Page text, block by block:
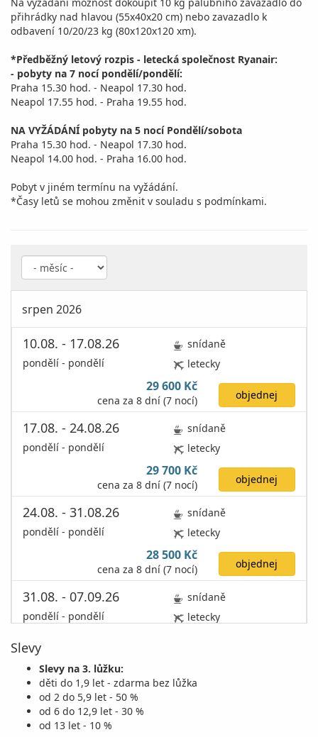
přihrádky nad hlavou (55x40x20 cm) nebo zavazadlo k
odbavení 10/20/23 kg (80x120x120 xm).
*Předběžný letový rozpis - letecká společnost Ryanair:
- pobyty na 7 nocí pondělí/pondělí:
Praha 15.30 hod. - Neapol 17.30 hod.
Neapol 17.55 hod. - Praha 19.55 hod.
NA VYŽÁDÁNÍ pobyty na 5 nocí Pondělí/sobota
Praha 15.30 hod. - Neapol 17.30 hod.
Neapol 14.00 hod. - Praha 16.00 hod.
Pobyt v jiném termínu na vyžádání.
*Časy letů se mohou změnit v souladu s podmínkami.
srpen 2026
10.08. - 17.08.26
pondělí - pondělí
snídaně
letecky
29 600 Kč
cena za 8 dní (7 nocí) objednej
17.08. - 24.08.26
pondělí - pondělí
snídaně
letecky
29 700 Kč
cena za 8 dní (7 nocí) objednej
24.08. - 31.08.26
pondělí - pondělí
snídaně
letecky
28 500 Kč
cena za 8 dní (7 nocí) objednej
31.08. - 07.09.26
pondělí - pondělí
snídaně
letecky
září 2026
07.09. - 14.09.26
Slevy
Slevy na 3. lůžku:
děti do 1,9 let - zdarma bez lůžka
od 2 do 5,9 let - 50 %
od 6 do 12,9 let - 30 %
od 13 let - 10 %